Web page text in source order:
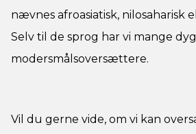
nævnes afroasiatisk, nilosaharisk
Selv til de sprog har vi mange
modersmålsoversættere.
Vil du gerne vide, om vi kan